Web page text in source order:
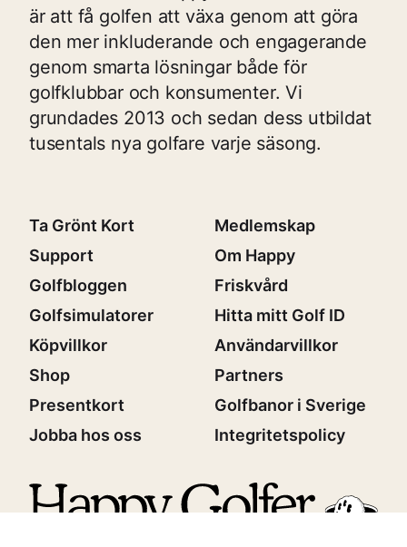
är att få golfen att växa genom att göra
den mer inkluderande och engagerande
genom smarta lösningar både för
golfklubbar och konsumenter. Vi
grundades 2013 och sedan dess utbildat
tusentals nya golfare varje säsong.
Ta Grönt Kort
Medlemskap
Support
Om Happy
Golfbloggen
Friskvård
Golfsimulatorer
Hitta mitt Golf ID
Köpvillkor
Användarvillkor
Shop
Partners
Presentkort
Golfbanor i Sverige
Jobba hos oss
Integritetspolicy